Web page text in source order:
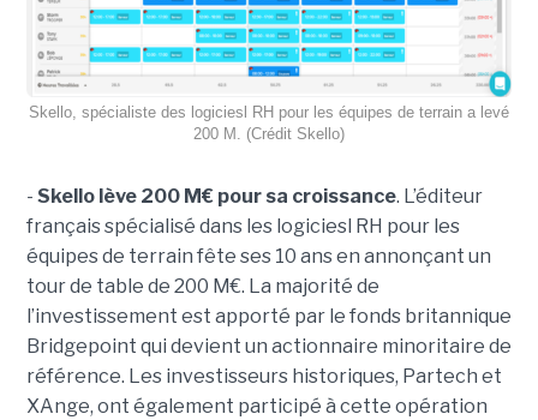
Skello, spécialiste des logiciesl RH pour les équipes de terrain a levé
200 M. (Crédit Skello)
- Skello lève 200 M€ pour sa croissance. L’éditeur
français spécialisé dans les logiciesl RH pour les
équipes de terrain fête ses 10 ans en annonçant un
tour de table de 200 M€. La majorité de
l’investissement est apporté par le fonds britannique
Bridgepoint qui devient un actionnaire minoritaire de
référence. Les investisseurs historiques, Partech et
XAnge, ont également participé à cette opération